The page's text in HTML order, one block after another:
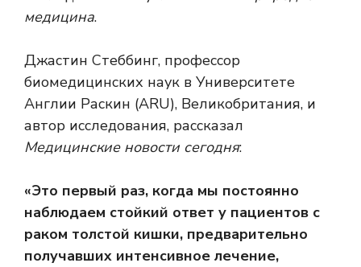
медицина.
Джастин Стеббинг, профессор
биомедицинских наук в Университете
Англии Раскин (ARU), Великобритания, и
автор исследования, рассказал
Медицинские новости сегодня:
«Это первый раз, когда мы постоянно
наблюдаем стойкий ответ у пациентов с
раком толстой кишки, предварительно
получавших интенсивное лечение,